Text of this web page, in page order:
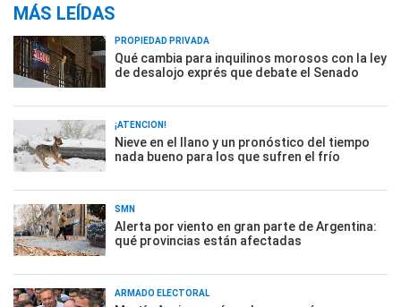
MÁS LEÍDAS
PROPIEDAD PRIVADA
Qué cambia para inquilinos morosos con la ley
de desalojo exprés que debate el Senado
¡ATENCIÓN!
Nieve en el llano y un pronóstico del tiempo
nada bueno para los que sufren el frío
SMN
Alerta por viento en gran parte de Argentina:
qué provincias están afectadas
ARMADO ELECTORAL